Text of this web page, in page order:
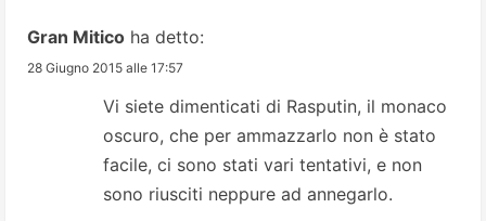
e
Gran Mitico ha detto:
28 Giugno 2015 alle 17:57
Vi siete dimenticati di Rasputin, il monaco
oscuro, che per ammazzarlo non è stato
facile, ci sono stati vari tentativi, e non
sono riusciti neppure ad annegarlo.